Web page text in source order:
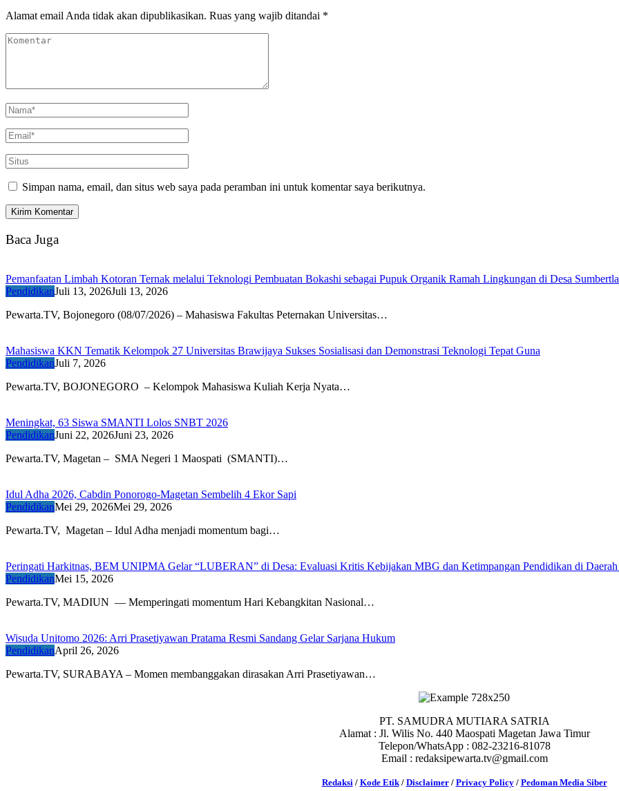
Alamat email Anda tidak akan dipublikasikan. Ruas yang wajib ditandai *
Simpan nama, email, dan situs web saya pada peramban ini untuk komentar saya berikutnya.
Baca Juga
Pemanfaatan Limbah Kotoran Ternak melalui Teknologi Pembuatan Bokashi sebagai Pupuk Organik Ramah Lingkungan di Desa
PendidikanJuli 13, 2026Juli 13, 2026
Pewarta.TV, Bojonegoro (08/07/2026) – Mahasiswa Fakultas Peternakan Universitas…
Mahasiswa KKN Tematik Kelompok 27 Universitas Brawijaya Sukses Sosialisasi dan Demonstrasi Teknologi Tepat Guna
PendidikanJuli 7, 2026
Pewarta.TV, BOJONEGORO – Kelompok Mahasiswa Kuliah Kerja Nyata…
Meningkat, 63 Siswa SMANTI Lolos SNBT 2026
PendidikanJuni 22, 2026Juni 23, 2026
Pewarta.TV, Magetan – SMA Negeri 1 Maospati (SMANTI)…
Idul Adha 2026, Cabdin Ponorogo-Magetan Sembelih 4 Ekor Sapi
PendidikanMei 29, 2026Mei 29, 2026
Pewarta.TV, Magetan – Idul Adha menjadi momentum bagi…
Peringati Harkitnas, BEM UNIPMA Gelar “LUBERAN” di Desa: Evaluasi Kritis Kebijakan MBG dan Ketimpangan Pendidikan di
PendidikanMei 15, 2026
Pewarta.TV, MADIUN — Memperingati momentum Hari Kebangkitan Nasional…
Wisuda Unitomo 2026: Arri Prasetiyawan Pratama Resmi Sandang Gelar Sarjana Hukum
PendidikanApril 26, 2026
Pewarta.TV, SURABAYA – Momen membanggakan dirasakan Arri Prasetiyawan…
PT. SAMUDRA MUTIARA SATRIA
Alamat : Jl. Wilis No. 440 Maospati Magetan Jawa Timur
Telepon/WhatsApp : 082-23216-81078
Email : redaksipewarta.tv@gmail.com
Redaksi / Kode Etik/ Disclaimer/ Privacy Policy/ Pedoman Media Siber